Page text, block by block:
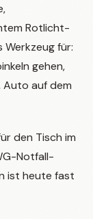
Rotlicht-
für:
gehen,
Auto auf dem
den Tisch im
Notfall-
ist heute fast